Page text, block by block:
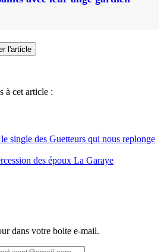
l'article
à cet article :
single des Guetteurs qui nous replonge
des époux La Garaye
dans votre boite e-mail.